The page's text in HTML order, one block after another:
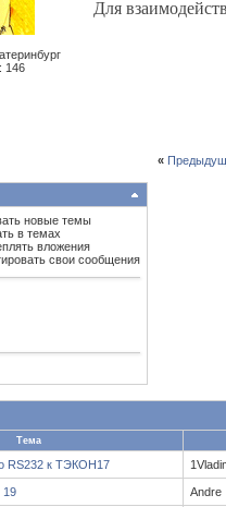
146
Для
«
новые темы
в темах
вложения
свои сообщения
Тема
RS232 к ТЭКОН17
19 Andre